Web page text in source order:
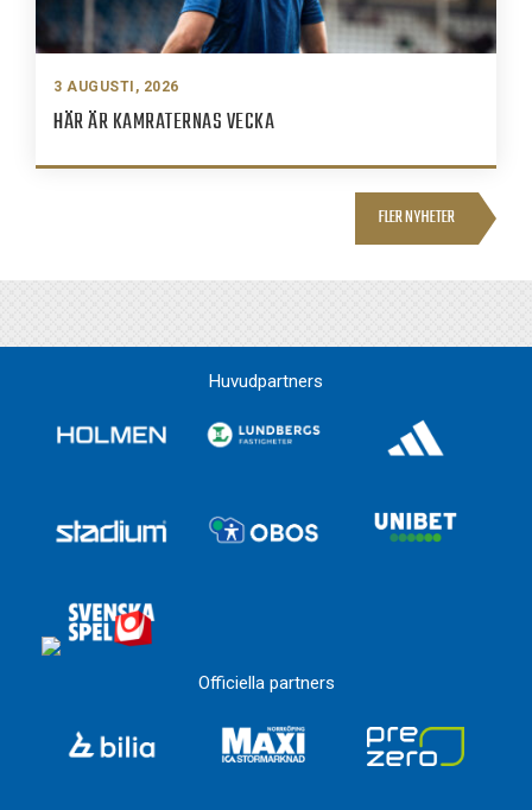
3 AUGUSTI, 2026
HÄR ÄR KAMRATERNAS VECKA
FLER NYHETER
Huvudpartners
Officiella partners